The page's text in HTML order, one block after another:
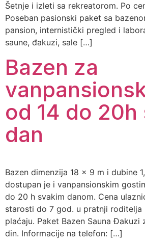
Šetnje i izleti sa rekreatorom. Po
Poseban pasionski paket sa
pansion, internistički pregled i
saune, đakuzi, sale […]
Bazen za
od 14 do 20h
dan
Bazen dimenzija 18 x 9 m i dubine
dostupan je i vanpansionskim
do 20 h svakim danom. Cena
starosti do 7 god. u pratnji roditelja
plaćaju. Paket Bazen Sauna Đakuzi
din. Informacije na telefon: […]